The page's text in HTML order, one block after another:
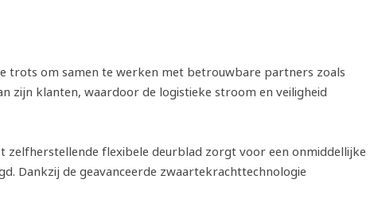
trots om samen te werken met betrouwbare partners zoals
zijn klanten, waardoor de logistieke stroom en veiligheid
zelfherstellende flexibele deurblad zorgt voor een onmiddellijke
Dankzij de geavanceerde zwaartekrachttechnologie